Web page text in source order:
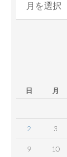
コ
日
月
2 3
9 10